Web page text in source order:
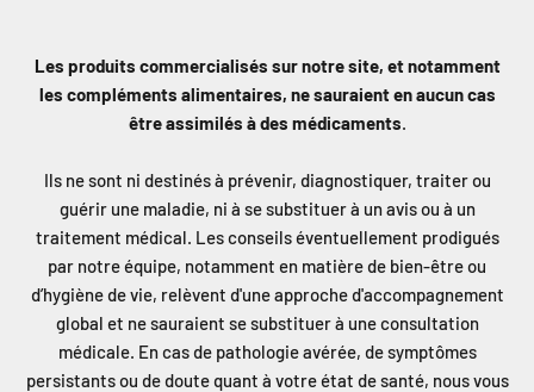
Les produits commercialisés sur notre site, et notamment
les compléments alimentaires, ne sauraient en aucun cas
être assimilés à des médicaments.
Ils ne sont ni destinés à prévenir, diagnostiquer, traiter ou
guérir une maladie, ni à se substituer à un avis ou à un
traitement médical. Les conseils éventuellement prodigués
par notre équipe, notamment en matière de bien-être ou
d’hygiène de vie, relèvent d'une approche d'accompagnement
global et ne sauraient se substituer à une consultation
médicale. En cas de pathologie avérée, de symptômes
persistants ou de doute quant à votre état de santé, nous vous